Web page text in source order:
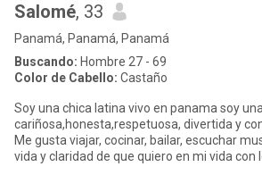
Salomé, 33
Panamá, Panamá, Panamá
Buscando: Hombre 27 - 69
Color de Cabello: Castaño
Soy una chica latina vivo en panama soy
cariñosa,honesta,respetuosa, divertida y
Me gusta viajar, cocinar, bailar, escuchar
vida y claridad de que